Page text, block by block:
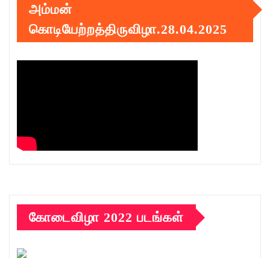
அம்மன்
கொடியேற்றத்திருவிழா.28.04.2025
கோடைவிழா 2022 படங்கள்